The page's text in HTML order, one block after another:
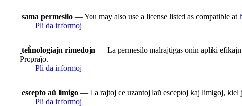
sama permesilo — You may also use a license listed as compatible at
Pli da informoj
teĥnologiajn rimedojn — La permesilo malrajtigas onin apliki
Propraĵo.
Pli da informoj
escepto aŭ limigo — La rajtoj de uzantoj laŭ esceptoj kaj limigoj, kiel
Pli da informoj